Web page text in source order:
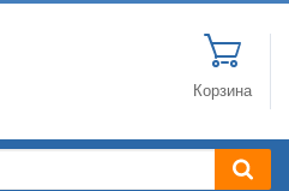
Корзина